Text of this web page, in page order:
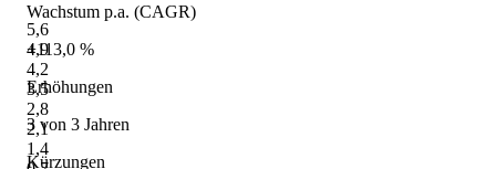
5,6
4,9
4,2
3,5
2,8
2,1
1,4
Wachstum p.a. (CAGR)
+113,0 %
Erhöhungen
3 von 3 Jahren
Kürzungen